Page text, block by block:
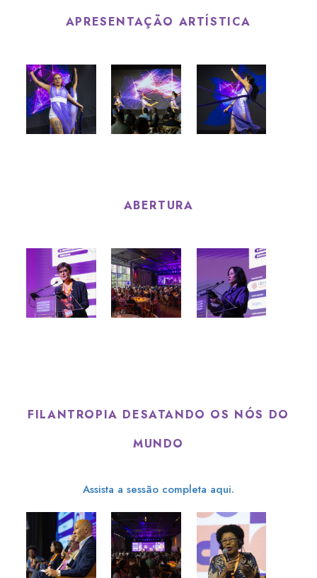
APRESENTAÇÃO ARTÍSTICA
ABERTURA
FILANTROPIA DESATANDO OS NÓS DO
MUNDO
Assista a sessão completa aqui.